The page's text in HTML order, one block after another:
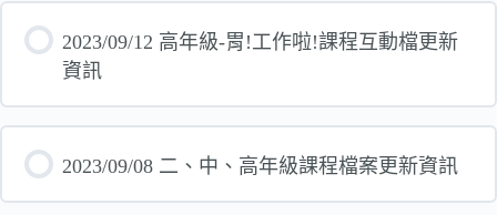
2023/09/12 高年級-胃!工作啦!課程互動檔更新
資訊
2023/09/08 二、中、高年級課程檔案更新資訊